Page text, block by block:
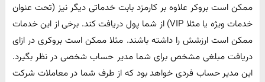
ممکن است بروکر علاوه بر کارمزد بابت خدماتی دیگر نیز (تحت عنوان
خدمات ویژه یا مثلا VIP) از شما پول دریافت کند. برخی از این خدمات
ممکن است ارزشش را داشته باشند. مثلا ممکن است بروکری در ازای
دریافت مبلغی مشخص برای شما مدیر حساب شخصی در نظر بگیرد.
این مدیر حساب فردی خواهد بود که از طرف شما در معاملات شرکت